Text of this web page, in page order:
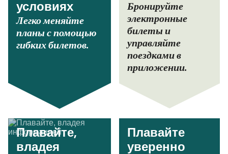
условиях
Легко меняйте
планы с помощью
гибких билетов.
Бронируйте
электронные
билеты и
управляйте
поездками в
приложении.
Плавайте,
владея
Плавайте
уверенно